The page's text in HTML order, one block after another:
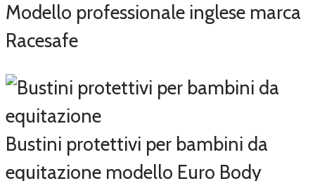
Modello professionale inglese marca
Racesafe
Bustini protettivi per bambini da
equitazione modello Euro Body